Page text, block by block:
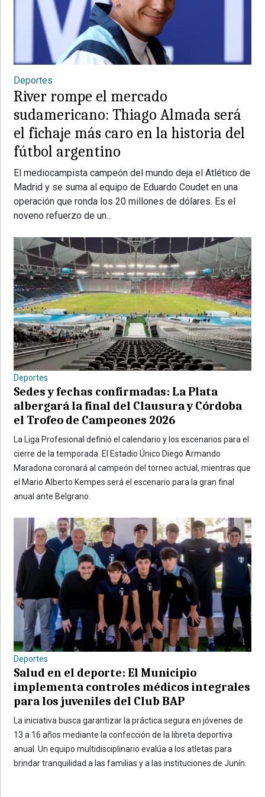
Deportes
River rompe el mercado
sudamericano: Thiago Almada será
el fichaje más caro en la historia del
fútbol argentino
El mediocampista campeón del mundo deja el Atlético de
Madrid y se suma al equipo de Eduardo Coudet en una
operación que ronda los 20 millones de dólares. Es el
noveno refuerzo de un...
Deportes
Sedes y fechas confirmadas: La Plata
albergará la final del Clausura y Córdoba
el Trofeo de Campeones 2026
La Liga Profesional definió el calendario y los escenarios para el
cierre de la temporada. El Estadio Único Diego Armando
Maradona coronará al campeón del torneo actual, mientras que
el Mario Alberto Kempes será el escenario para la gran final
anual ante Belgrano.
Deportes
Salud en el deporte: El Municipio
implementa controles médicos integrales
para los juveniles del Club BAP
La iniciativa busca garantizar la práctica segura en jóvenes de
13 a 16 años mediante la confección de la libreta deportiva
anual. Un equipo multidisciplinario evalúa a los atletas para
brindar tranquilidad a las familias y a las instituciones de Junín.